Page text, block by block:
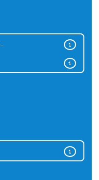
1
1
1